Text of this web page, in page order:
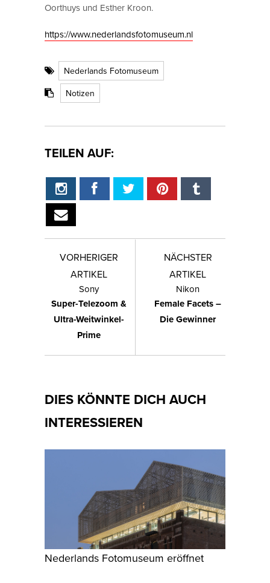
Oorthuys und Esther Kroon.
https://www.nederlandsfotomuseum.nl
Nederlands Fotomuseum
Notizen
TEILEN AUF:
VORHERIGER
ARTIKEL
Sony
Super-Telezoom &
Ultra-Weitwinkel-
Prime
NÄCHSTER
ARTIKEL
Nikon
Female Facets –
Die Gewinner
DIES KÖNNTE DICH AUCH
INTERESSIEREN
Nederlands Fotomuseum eröffnet